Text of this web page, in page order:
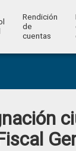
Rendición
de
cuentas